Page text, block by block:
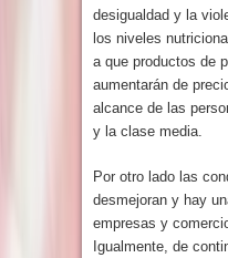
desigualdad y la
los niveles
a que productos de
aumentarán de
alcance de las
y la clase media.
Por otro lado las
desmejoran y hay
empresas y
Igualmente, de